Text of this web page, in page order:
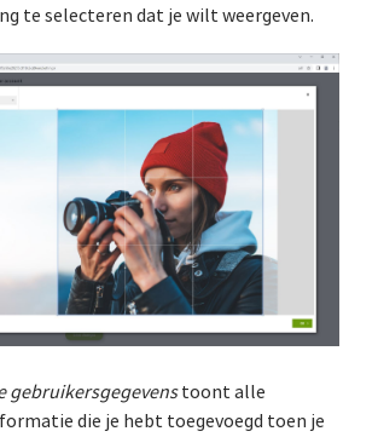
te selecteren dat je wilt weergeven.
gebruikersgegevenstoont alle
die je hebt toegevoegd toen je